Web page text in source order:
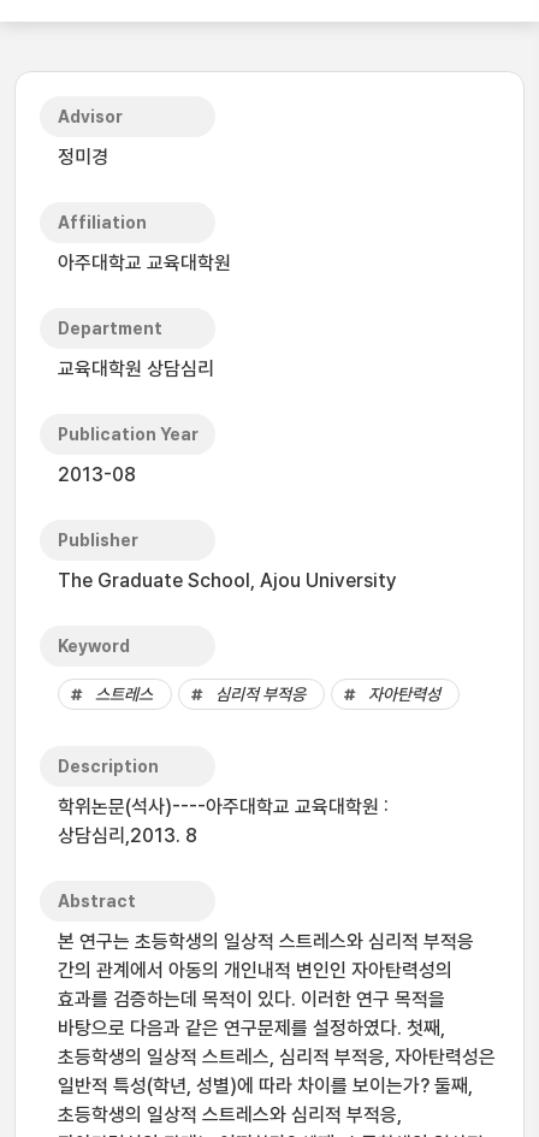
Advisor
정미경
Affiliation
아주대학교 교육대학원
Department
교육대학원 상담심리
Publication Year
2013-08
Publisher
The Graduate School, Ajou University
Keyword
스트레스 심리적 부적응 자아탄력성
Description
학위논문(석사)----아주대학교 교육대학원 :
상담심리,2013. 8
Abstract
본 연구는 초등학생의 일상적 스트레스와 심리적 부적응
간의 관계에서 아동의 개인내적 변인인 자아탄력성의
효과를 검증하는데 목적이 있다. 이러한 연구 목적을
바탕으로 다음과 같은 연구문제를 설정하였다. 첫째,
초등학생의 일상적 스트레스, 심리적 부적응, 자아탄력성은
일반적 특성(학년, 성별)에 따라 차이를 보이는가? 둘째,
초등학생의 일상적 스트레스와 심리적 부적응,